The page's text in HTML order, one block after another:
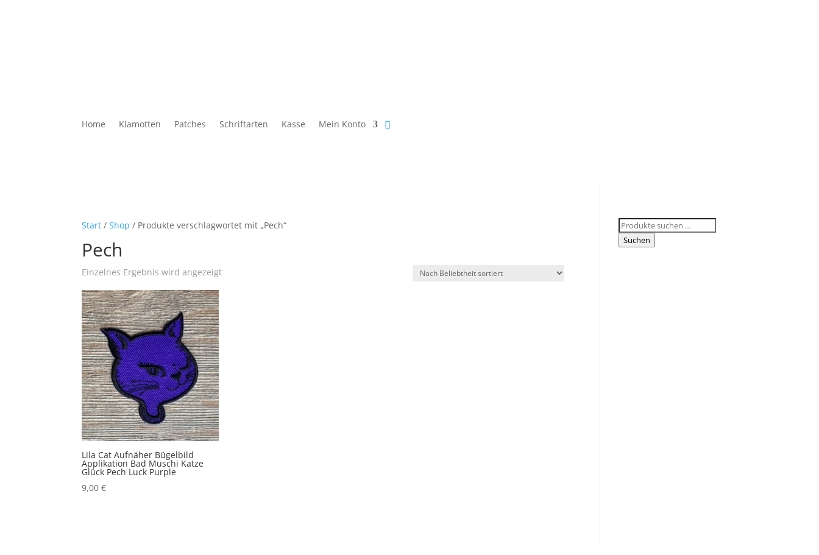
Home Klamotten Patches Schriftarten Kasse Mein Konto
Start /Shop / Produkte verschlagwortet mit „Pech“
Pech
Einzelnes Ergebnis wird angezeigt
Lila Cat Aufnäher Bügelbild
Applikation Bad Muschi Katze
Glück Pech Luck Purple
9,00€
Suchen
nach:
Suchen